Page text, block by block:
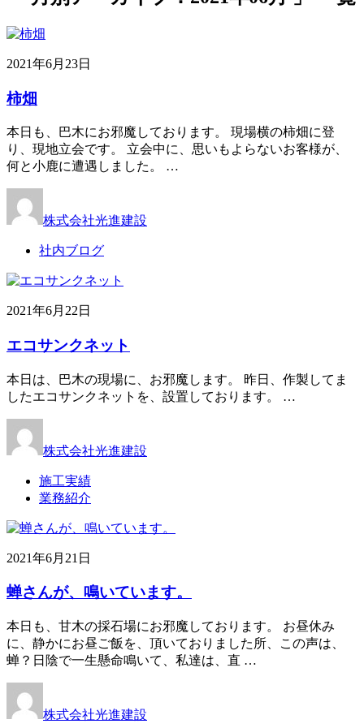
2021年6月23日
柿畑
本日も、巴木にお邪魔しております。 現場横の柿畑に登
り、現地立会です。 立会中に、思いもよらないお客様が、
何と小鹿に遭遇しました。 …
株式会社光進建設
社内ブログ
2021年6月22日
エコサンクネット
本日は、巴木の現場に、お邪魔します。 昨日、作製してま
したエコサンクネットを、設置しております。 …
株式会社光進建設
施工実績
業務紹介
2021年6月21日
蝉さんが、鳴いています。
本日も、甘木の採石場にお邪魔しております。 お昼休み
に、静かにお昼ご飯を、頂いておりました所、この声は、
蝉？日陰で一生懸命鳴いて、私達は、直 …
株式会社光進建設